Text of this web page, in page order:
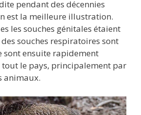
pendant des décennies
est la meilleure illustration.
les souches génitales étaient
souches respiratoires sont
sont ensuite rapidement
tout le pays, principalement par
animaux.